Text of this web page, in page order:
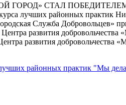
ГОРОД» СТАЛ
лучших районных практик
Служба
развития добровольчества
развития добровольчества
районных практик "Мы